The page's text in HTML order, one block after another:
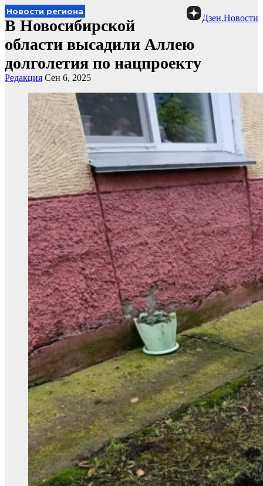
Дзен.Новости
Новости региона
В Новосибирской
области высадили Аллею
долголетия по нацпроекту
Редакция Сен 6, 2025